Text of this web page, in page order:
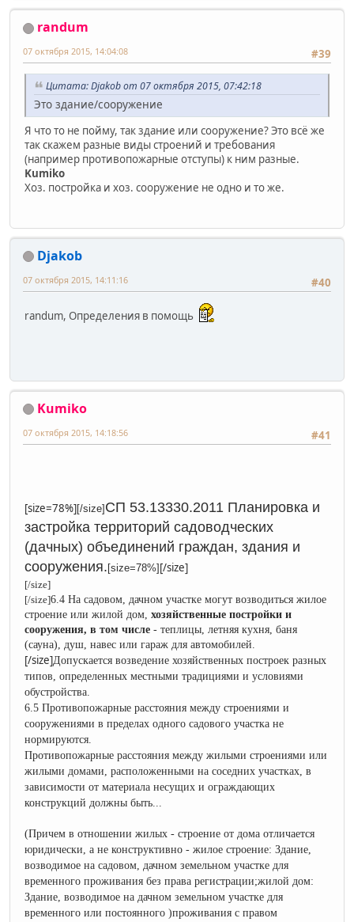
randum
#39
07 октября 2015, 14:04:08
Цитата: Djakob от 07 октября 2015, 07:42:18
Это здание/сооружение
Я что то не пойму, так здание или сооружение? Это всё же
так скажем разные виды строений и требования
(например противопожарные отступы) к ним разные.
Kumiko
Хоз. постройка и хоз. сооружение не одно и то же.
Djakob
#40
07 октября 2015, 14:11:16
randum, Определения в помощь
Kumiko
#41
07 октября 2015, 14:18:56
[size=78%][/size] СП 53.13330.2011 Планировка и
застройка территорий садоводческих
(дачных) объединений граждан, здания и
сооружения. [size=78%] [/size]
[/size]
[/size]6.4 На садовом, дачном участке могут возводиться жилое
строение или жилой дом, хозяйственные постройки и
сооружения, в том числе - теплицы, летняя кухня, баня
(сауна), душ, навес или гараж для автомобилей.
[/size]Допускается возведение хозяйственных построек разных
типов, определенных местными традициями и условиями
обустройства.
6.5 Противопожарные расстояния между строениями и
сооружениями в пределах одного садового участка не
нормируются.
Противопожарные расстояния между жилыми строениями или
жилыми домами, расположенными на соседних участках, в
зависимости от материала несущих и ограждающих
конструкций должны быть...
(Причем в отношении жилых - строение от дома отличается
юридически, а не конструктивно - жилое строение: Здание,
возводимое на садовом, дачном земельном участке для
временного проживания без права регистрации;жилой дом:
Здание, возводимое на дачном земельном участке для
временного или постоянного )проживания с правом